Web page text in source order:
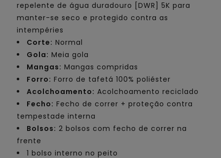
repelente de água duradouro [DWR] 5K para
manter-se seco e protegido contra as
intempéries
Corte: Normal
Gola: Meia gola
Mangas: Mangas compridas
Forro: Forro de tafetá 100% poliéster
Acolchoamento: Acolchoamento reciclado
Fecho: Fecho de correr + proteção contra
tempestade interna
Bolsos: 2 bolsos com fecho de correr na
frente
1 bolso interno no peito